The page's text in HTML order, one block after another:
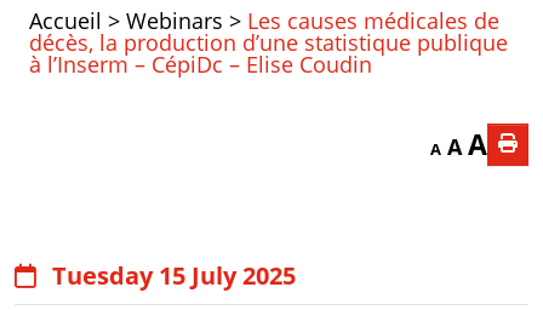
Accueil > Webinars > Les causes médicales de
décès, la production d’une statistique publique
à l’Inserm – CépiDc – Elise Coudin
A
Decrease
A Reset
A
Tuesday 15 July 2025